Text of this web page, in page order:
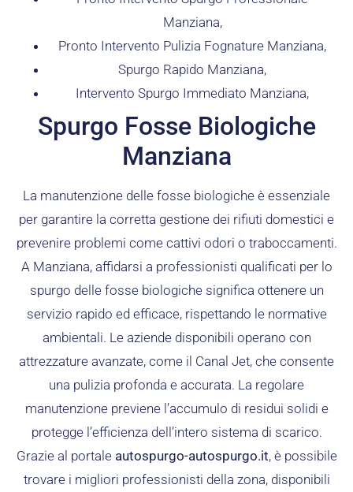
Manziana,
Pronto Intervento Pulizia Fognature Manziana,
Spurgo Rapido Manziana,
Intervento Spurgo Immediato Manziana,
Spurgo Fosse Biologiche
Manziana
La manutenzione delle fosse biologiche è essenziale
per garantire la corretta gestione dei rifiuti domestici e
prevenire problemi come cattivi odori o traboccamenti.
A Manziana, affidarsi a professionisti qualificati per lo
spurgo delle fosse biologiche significa ottenere un
servizio rapido ed efficace, rispettando le normative
ambientali. Le aziende disponibili operano con
attrezzature avanzate, come il Canal Jet, che consente
una pulizia profonda e accurata. La regolare
manutenzione previene l’accumulo di residui solidi e
protegge l’efficienza dell’intero sistema di scarico.
Grazie al portale autospurgo-autospurgo.it, è possibile
trovare i migliori professionisti della zona, disponibili